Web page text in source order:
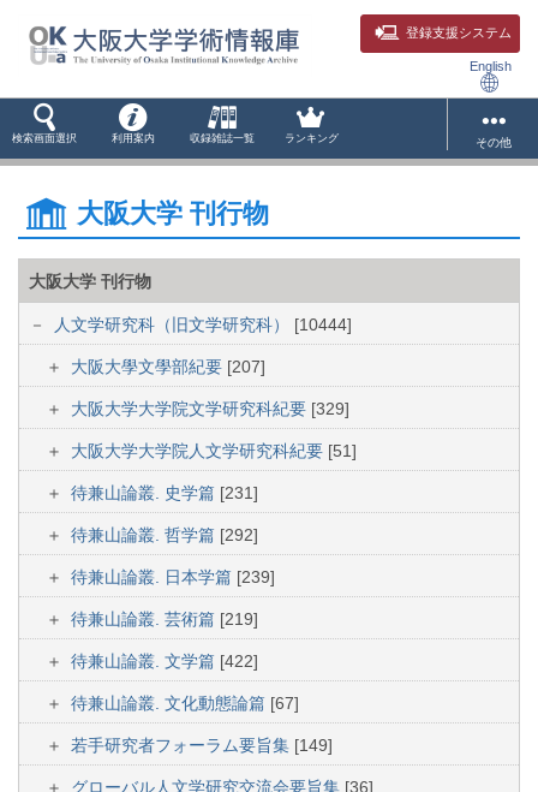
登録支援システム
English
検索画面選択 利用案内 収録雑誌一覧 ランキング その他
大阪大学 刊行物
大阪大学 刊行物
人文学研究科（旧文学研究科） [10444]
大阪大學文學部紀要 [207]
大阪大学大学院文学研究科紀要 [329]
大阪大学大学院人文学研究科紀要 [51]
待兼山論叢. 史学篇 [231]
待兼山論叢. 哲学篇 [292]
待兼山論叢. 日本学篇 [239]
待兼山論叢. 芸術篇 [219]
待兼山論叢. 文学篇 [422]
待兼山論叢. 文化動態論篇 [67]
若手研究者フォーラム要旨集 [149]
グローバル人文学研究交流会要旨集 [36]